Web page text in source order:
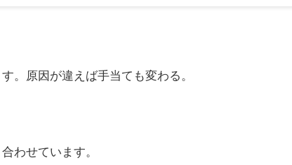
。原因が違えば手当ても変わる。
わせています。